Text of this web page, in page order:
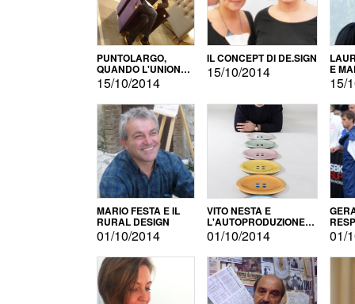
PUNTOLARGO,
QUANDO L'UNIONE
FA LA FORZA E
VINCE
15/10/2014
IL CONCEPT DI DE.SIGN
15/10/2014 E
15/
MARIO FESTA E IL
RURAL DESIGN
01/10/2014
VITO NESTA E
L'AUTOPRODUZIONE
COME RECUPERO DEI
SIMBOLI
01/10/2014 01/